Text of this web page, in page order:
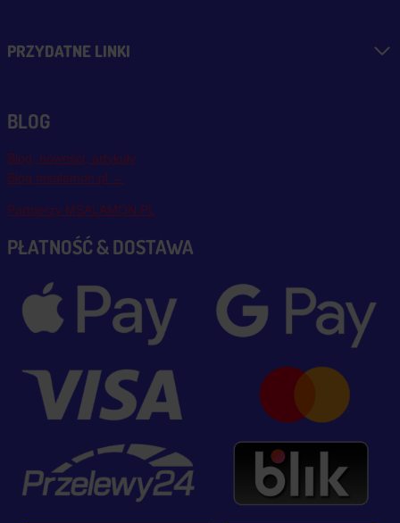
PRZYDATNE LINKI
BLOG
Blog, nowości, artykuły
Blog msalamon.pl →
Partnerzy MSALAMON.PL
PŁATNOŚĆ & DOSTAWA